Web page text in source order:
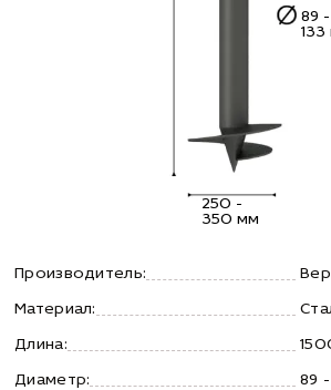
250 -
350 мм
89 -
Производитель:
Материал:
Длина:
Диаметр: 89